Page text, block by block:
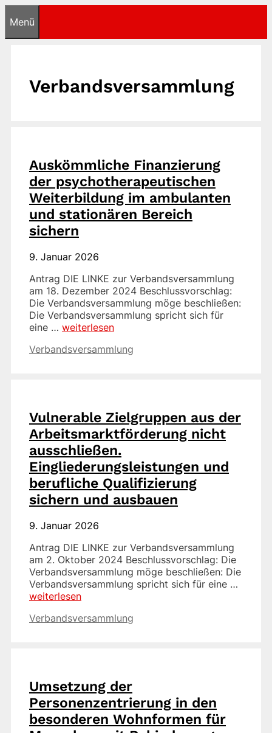
Inhalt
springen
Menü
Verbandsversammlung
Auskömmliche Finanzierung
der psychotherapeutischen
Weiterbildung im ambulanten
und stationären Bereich
sichern
9. Januar 2026
Antrag DIE LINKE zur Verbandsversammlung
am 18. Dezember 2024 Beschlussvorschlag:
Die Verbandsversammlung möge beschließen:
Die Verbandsversammlung spricht sich für
eine … weiterlesen
Kategorien
Verbandsversammlung
Vulnerable Zielgruppen aus der
Arbeitsmarktförderung nicht
ausschließen.
Eingliederungsleistungen und
berufliche Qualifizierung
sichern und ausbauen
9. Januar 2026
Antrag DIE LINKE zur Verbandsversammlung
am 2. Oktober 2024 Beschlussvorschlag: Die
Verbandsversammlung möge beschließen: Die
Verbandsversammlung spricht sich für eine …
weiterlesen
Kategorien
Verbandsversammlung
Umsetzung der
Personenzentrierung in den
besonderen Wohnformen für